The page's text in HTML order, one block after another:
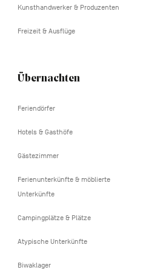
Kunsthandwerker & Produzenten
Freizeit & Ausflüge
Übernachten
Feriendörfer
Hotels & Gasthöfe
Gästezimmer
Ferienunterkünfte & möblierte
Unterkünfte
Campingplätze & Plätze
Atypische Unterkünfte
Biwaklager